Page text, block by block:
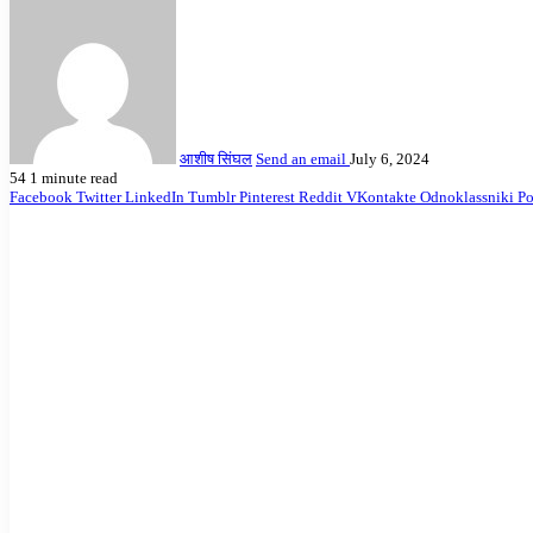
आशीष सिंघल Send an email July 6, 2024
54 1 minute read
Facebook Twitter LinkedIn Tumblr Pinterest Reddit VKontakte Odnoklassniki